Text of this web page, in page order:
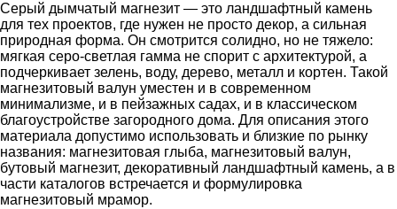
Серый дымчатый магнезит — это ландшафтный камень
для тех проектов, где нужен не просто декор, а сильная
природная форма. Он смотрится солидно, но не тяжело:
мягкая серо-светлая гамма не спорит с архитектурой, а
подчеркивает зелень, воду, дерево, металл и кортен. Такой
магнезитовый валун уместен и в современном
минимализме, и в пейзажных садах, и в классическом
благоустройстве загородного дома. Для описания этого
материала допустимо использовать и близкие по рынку
названия: магнезитовая глыба, магнезитовый валун,
бутовый магнезит, декоративный ландшафтный камень, а в
части каталогов встречается и формулировка
магнезитовый мрамор.